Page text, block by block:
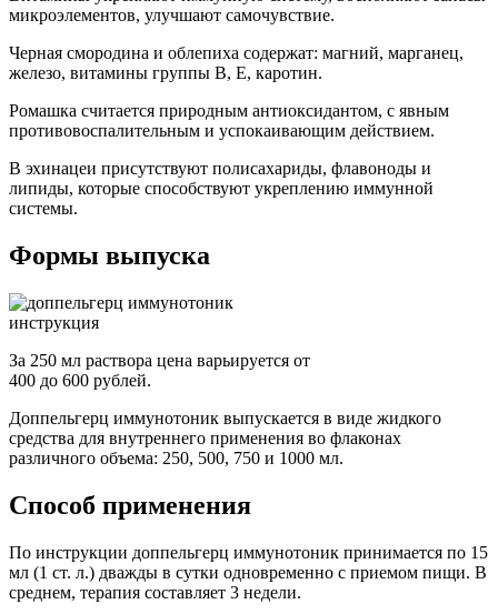
микроэлементов, улучшают самочувствие.
Черная смородина и облепиха содержат: магний, марганец,
железо, витамины группы В, Е, каротин.
Ромашка считается природным антиоксидантом, с явным
противовоспалительным и успокаивающим действием.
В эхинацеи присутствуют полисахариды, флавоноды и
липиды, которые способствуют укреплению иммунной
системы.
Формы выпуска
За 250 мл раствора цена варьируется от
400 до 600 рублей.
Доппельгерц иммунотоник выпускается в виде жидкого
средства для внутреннего применения во флаконах
различного объема: 250, 500, 750 и 1000 мл.
Способ применения
По инструкции доппельгерц иммунотоник принимается по 15
мл (1 ст. л.) дважды в сутки одновременно с приемом пищи. В
среднем, терапия составляет 3 недели.